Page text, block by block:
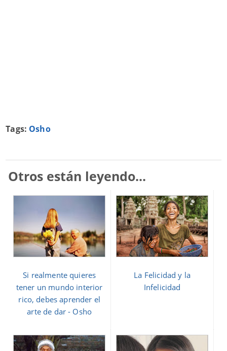
Tags: Osho
Otros están leyendo...
Si realmente quieres
tener un mundo interior
rico, debes aprender el
arte de dar - Osho
La Felicidad y la
Infelicidad